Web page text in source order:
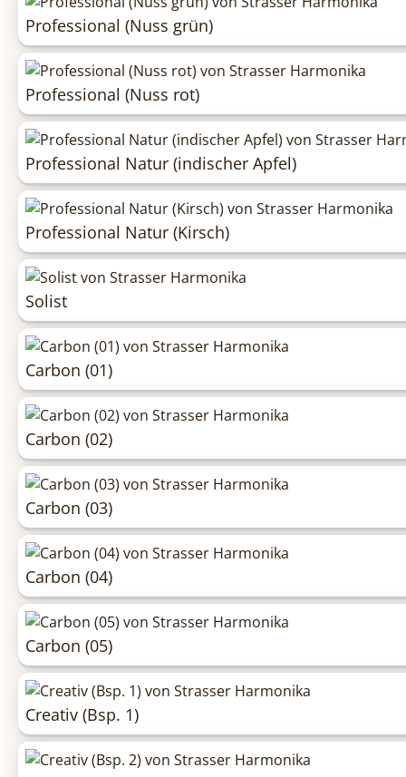
Professional (Nuss grün)
Professional (Nuss rot)
Professional Natur (indischer Apfel)
Professional Natur (Kirsch)
Solist
Carbon (01)
Carbon (02)
Carbon (03)
Carbon (04)
Carbon (05)
Creativ (Bsp. 1)